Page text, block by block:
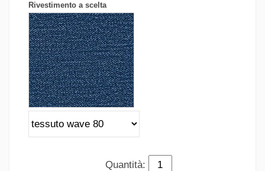
Rivestimento a scelta
Quantità: